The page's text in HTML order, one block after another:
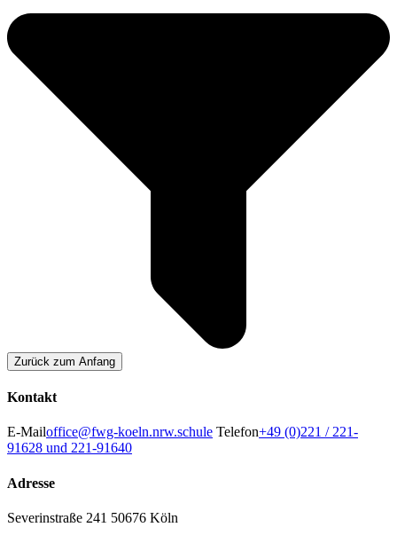
Zurück zum Anfang
Kontakt
E-Mailoffice@fwg-koeln.nrw.schule Telefon+49 (0)221 / 221-
91628 und 221-91640
Adresse
Severinstraße 241 50676 Köln